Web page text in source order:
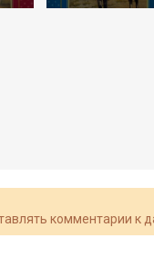
комментарии к